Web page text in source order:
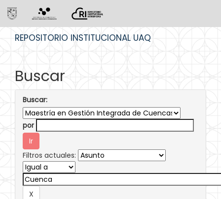
REPOSITORIO INSTITUCIONAL UAQ
Buscar
Buscar:
por
Filtros actuales: